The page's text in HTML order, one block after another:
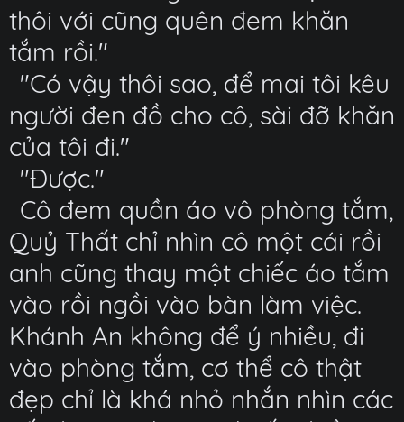
thôi với cũng quên đem khăn
tắm rồi."
"Có vậy thôi sao, để mai tôi kêu
người đen đồ cho cô, sài đỡ khăn
của tôi đi."
"Được."
Cô đem quần áo vô phòng tắm,
Quỷ Thất chỉ nhìn cô một cái rồi
anh cũng thay một chiếc áo tắm
vào rồi ngồi vào bàn làm việc.
Khánh An không để ý nhiều, đi
vào phòng tắm, cơ thể cô thật
đẹp chỉ là khá nhỏ nhắn nhìn các